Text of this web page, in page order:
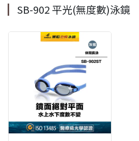
SB-902 平光(無度數)泳鏡